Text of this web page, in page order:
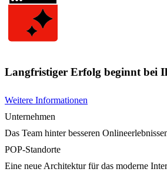
Langfristiger Erfolg beginnt bei
Weitere Informationen
Unternehmen
Das Team hinter besseren
POP-Standorte
Eine neue Architektur für das moderne